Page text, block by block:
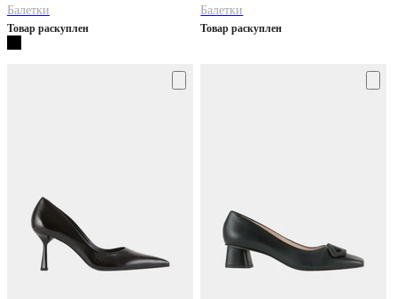
Балетки
Товар раскуплен
Балетки
Товар раскуплен